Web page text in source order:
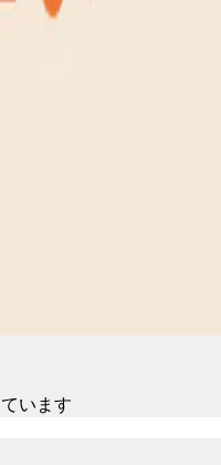
います